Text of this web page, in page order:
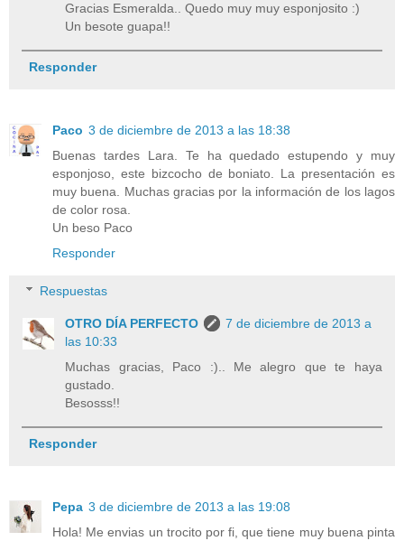
Gracias Esmeralda.. Quedo muy muy esponjosito :)
Un besote guapa!!
Responder
Paco 3 de diciembre de 2013 a las 18:38
Buenas tardes Lara. Te ha quedado estupendo y muy
esponjoso, este bizcocho de boniato. La presentación es
muy buena. Muchas gracias por la información de los lagos
de color rosa.
Un beso Paco
Responder
Respuestas
OTRO DÍA PERFECTO
7 de diciembre de 2013 a
las 10:33
Muchas gracias, Paco :).. Me alegro que te haya
gustado.
Besosss!!
Responder
Pepa 3 de diciembre de 2013 a las 19:08
Hola! Me envias un trocito por fi, que tiene muy buena pinta